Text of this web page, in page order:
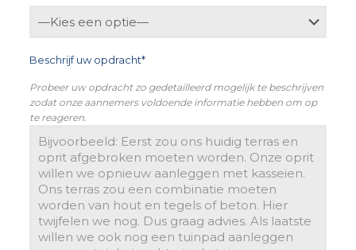
Beschrijf uw opdracht*
Probeer uw opdracht zo gedetailleerd mogelijk te beschrijven
zodat onze aannemers voldoende informatie hebben om op
te reageren.